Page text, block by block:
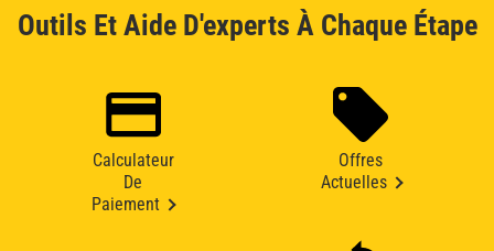
Outils Et Aide D'experts À Chaque Étape
Calculateur
De
Paiement
Offres
Actuelles